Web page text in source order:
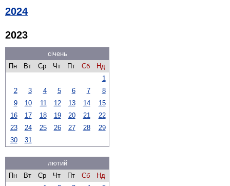
2024
2023
січень
Пн
Вт Ср Чт Пт Сб
Нд
1
2
3 4 5 6 7
8
9
10 11 12 13 14
15
16
17 18 19 20 21
22
23
24 25 26 27 28
29
30
31
лютий
Пн
Вт Ср Чт Пт Сб
Нд